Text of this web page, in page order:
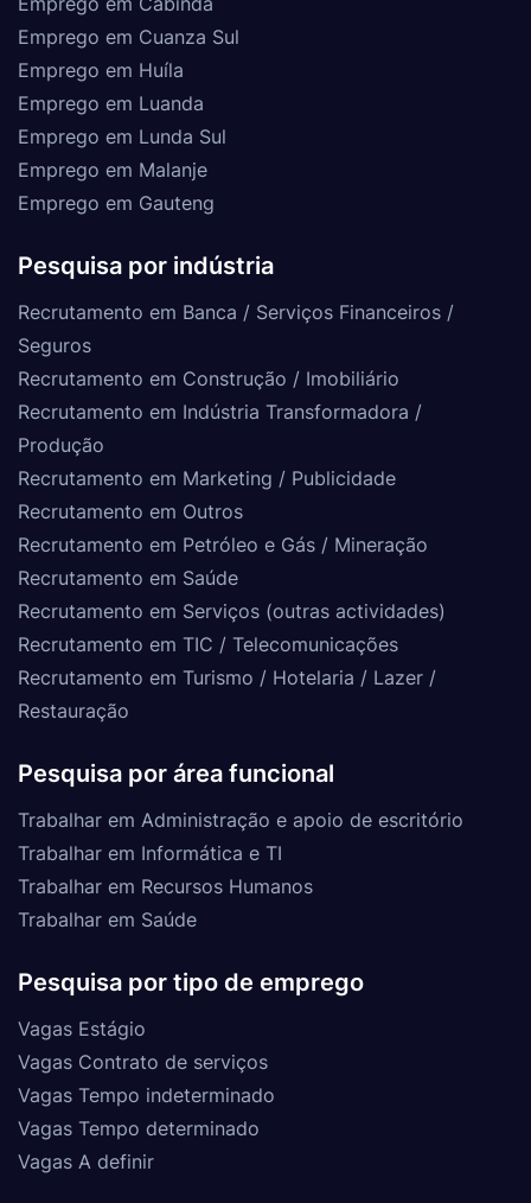
Emprego em Cuanza Sul
Emprego em Huíla
Emprego em Luanda
Emprego em Lunda Sul
Emprego em Malanje
Emprego em Gauteng
Pesquisa por indústria
Recrutamento em Banca / Serviços Financeiros /
Seguros
Recrutamento em Construção / Imobiliário
Recrutamento em Indústria Transformadora /
Produção
Recrutamento em Marketing / Publicidade
Recrutamento em Outros
Recrutamento em Petróleo e Gás / Mineração
Recrutamento em Saúde
Recrutamento em Serviços (outras actividades)
Recrutamento em TIC / Telecomunicações
Recrutamento em Turismo / Hotelaria / Lazer /
Restauração
Pesquisa por área funcional
Trabalhar em Administração e apoio de escritório
Trabalhar em Informática e TI
Trabalhar em Recursos Humanos
Trabalhar em Saúde
Pesquisa por tipo de emprego
Vagas Estágio
Vagas Contrato de serviços
Vagas Tempo indeterminado
Vagas Tempo determinado
Vagas A definir